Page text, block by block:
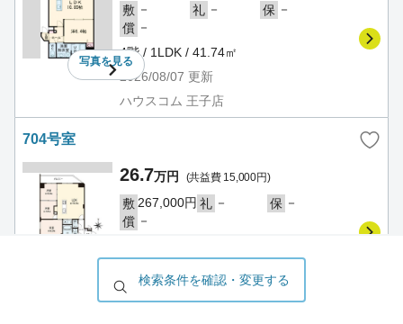
写真を見る
敷 － 礼 － 保 －
償 －
4階 / 1LDK / 41.74㎡
2026/08/07 更新
ハウスコム 王子店
704号室
写真を見る
26.7万円 (共益費 15,000円)
敷 267,000円 礼 － 保 －
償 －
ハウスコム 王子店
検索条件を確認・変更する